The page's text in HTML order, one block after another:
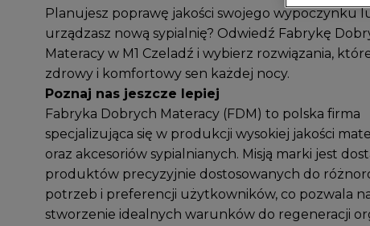
Planujesz poprawę jakości swojego wypoczynku
urządzasz nową sypialnię? Odwiedź Fabrykę
Materacy w M1 Czeladź i wybierz rozwiązania,
zdrowy i komfortowy sen każdej nocy.
Poznaj nas jeszcze lepiej
Fabryka Dobrych Materacy (FDM) to polska firma
specjalizująca się w produkcji wysokiej jakości
oraz akcesoriów sypialnianych. Misją marki jest
produktów precyzyjnie dostosowanych do
potrzeb i preferencji użytkowników, co pozwala
stworzenie idealnych warunków do regeneracji